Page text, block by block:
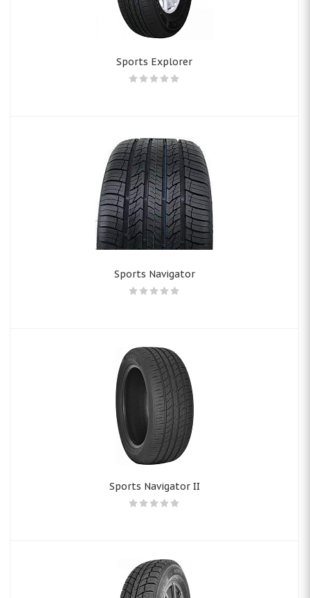
Sports Explorer
Sports Navigator
Sports Navigator II